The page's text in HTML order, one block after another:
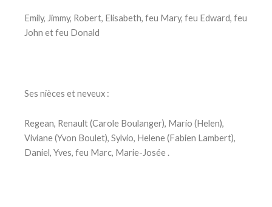
Emily, Jimmy, Robert, Elisabeth, feu Mary, feu Edward, feu
John et feu Donald
Ses nièces et neveux :
Regean, Renault (Carole Boulanger), Mario (Helen),
Viviane (Yvon Boulet), Sylvio, Helene (Fabien Lambert),
Daniel, Yves, feu Marc, Marie-Josée .